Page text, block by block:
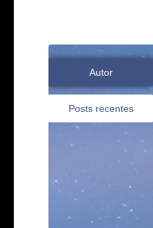
Autor
Posts recentes